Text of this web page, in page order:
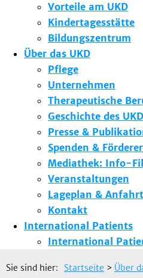
Vorteile am UKD
Kindertagesstätte
Bildungszentrum
Über das UKD
Pflege
Unternehmen
Therapeutische
Geschichte des UKD
Presse &
Spenden & Förderer
Mediathek: Info-
Veranstaltungen
Lageplan & Anfahrt
Kontakt
International Patients
International
Sie sind hier: Startseite > Über